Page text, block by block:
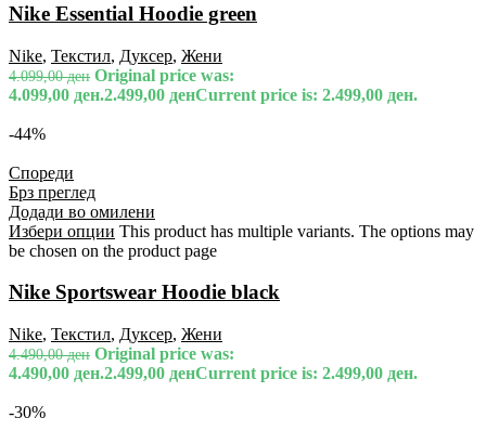
Nike Essential Hoodie green
Nike, Текстил, Дуксер, Жени
4.099,00ден Original price was:
4.099,00 ден.2.499,00 денCurrent price is: 2.499,00 ден.
-44%
Спореди
Брз преглед
Додади во омилени
Избери опции This product has multiple variants. The options may
be chosen on the product page
Nike Sportswear Hoodie black
Nike, Текстил, Дуксер, Жени
4.490,00ден Original price was:
4.490,00 ден.2.499,00 денCurrent price is: 2.499,00 ден.
-30%